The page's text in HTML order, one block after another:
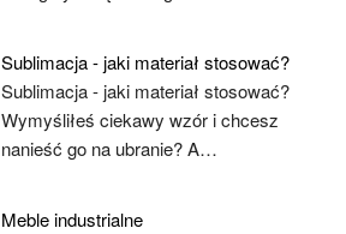
Sublimacja - jaki materiał stosować?
Sublimacja - jaki materiał stosować?
Wymyśliłeś ciekawy wzór i chcesz
nanieść go na ubranie? A…
Meble industrialne